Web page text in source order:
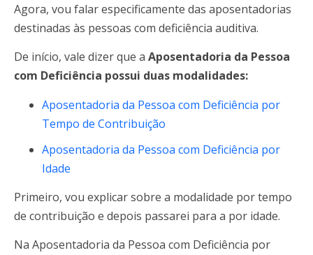
Agora, vou falar especificamente das aposentadorias
destinadas às pessoas com deficiência auditiva.
De início, vale dizer que a Aposentadoria da Pessoa
com Deficiência possui duas modalidades:
Aposentadoria da Pessoa com Deficiência por
Tempo de Contribuição
Aposentadoria da Pessoa com Deficiência por
Idade
Primeiro, vou explicar sobre a modalidade por tempo
de contribuição e depois passarei para a por idade.
Na Aposentadoria da Pessoa com Deficiência por